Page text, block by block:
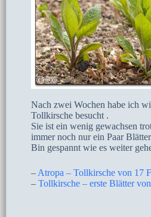
Nach zwei Wochen habe ich
Tollkirsche besucht .
Sie ist ein wenig gewachsen
immer noch nur ein Paar
Bin gespannt wie es weiter
– Atropa – Tollkirsche von 17
– Tollkirsche – erste Blätter